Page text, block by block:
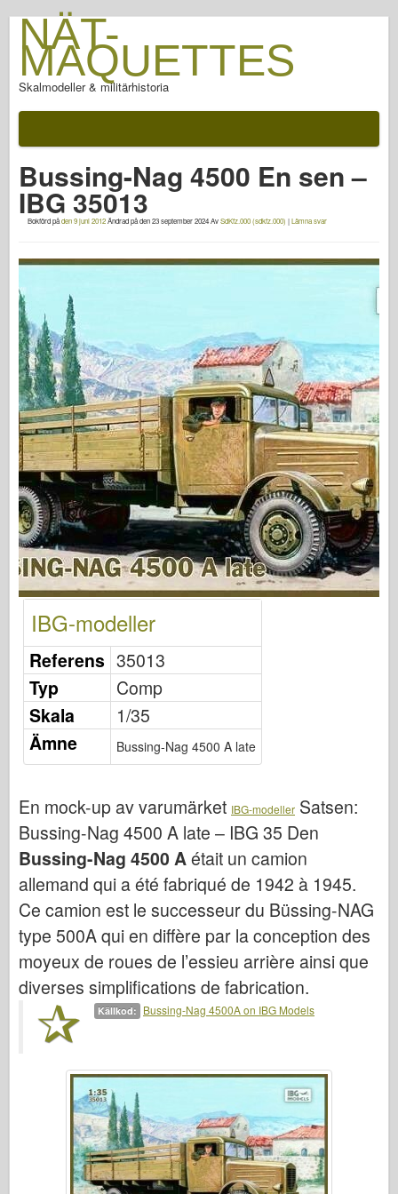
NÄT-
MAQUETTES
Skalmodeller & militärhistoria
Efter slaget
AFV Vapen
Allierad axel
Rustning i profil
Concord
Muttrar & bultar
Ny förtrupp
Fiskgjuse modellering
Osprey Förlag
Skvadronsignal
Tankpower
Lastbilar & Tankar
Waffen-Arsenal
Wydawnictwo Militaria
Maquettes (maquettes)
Ace Modeller
AFV-klubb
Flygvapnet
AZ-modell
Bronco
Cyber-Hobby
Dnepromodel (dnepromodel)
Dragon
Eduard
E.T. Modell
Tapperhetskrafter
Friulmodel
Heller (också)
HobbyBoss (hobbyboss)
IBG-modeller
Icm
Bussing-Nag 4500 En sen –
IBG 35013
Bokförd påden 9 juni 2012Ändrad påden 23 september 2024AvSdKfz.000 (sdkfz.000) |Lämna svar
IBG-modeller
Referens 35013
Typ
Comp
Skala
1/35
Ämne
Bussing-Nag 4500 A late
En mock-up av varumärket IBG-modeller Satsen:
Bussing-Nag 4500 A late – IBG 35 Den
Bussing-Nag 4500 Aétait un camion
allemand qui a été fabriqué de 1942 à 1945.
Ce camion est le successeur du Büssing-NAG
type 500A qui en diffère par la conception des
moyeux de roues de l’essieu arrière ainsi que
diverses simplifications de fabrication.
Källkod: Bussing-Nag 4500A on IBG Models